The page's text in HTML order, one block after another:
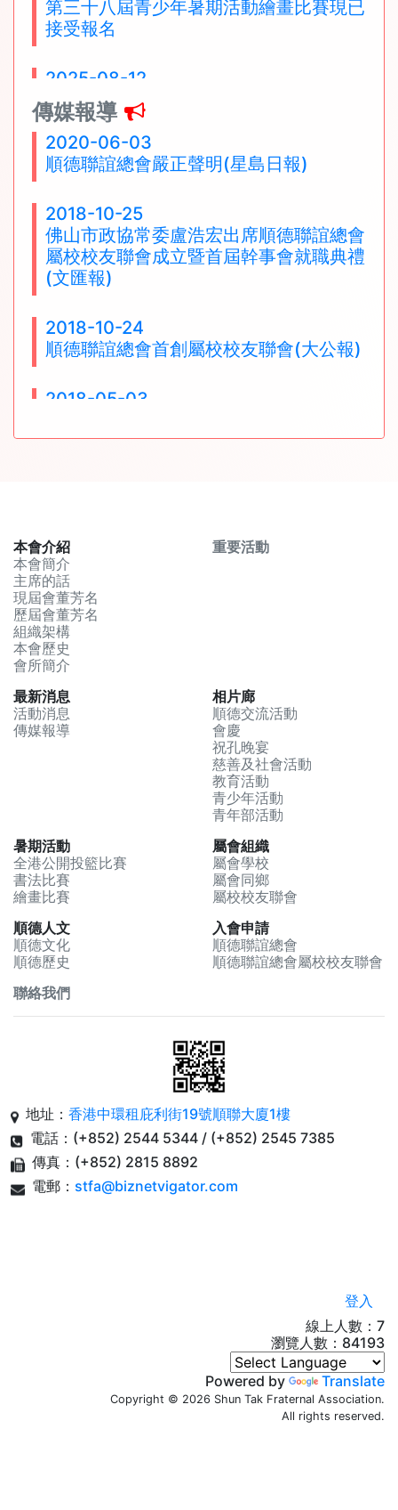
第三十八屆青少年暑期活動繪畫比賽現已
接受報名
2025-08-12
二零二五年暑期康樂活動 - 書法比賽獲獎
名單
2025-06-11
2025-04-29
第三十七屆青少年暑期活動繪畫比賽現已
接受報名
2024-05-16
二零二四年暑期康樂活動現已接受報名
2023-10-16
順德聯誼總會主辦第42屆敬老大會
2023-04-25
第三十五屆青少年暑期活動繪畫比賽現已
接受報名
2023-04-21
二零二三年暑期康樂活動現已接受報名
第四十四屆-全港公開投籃比賽現已接受
報名
2021-09-30
順德聯誼總會第41屆敬老大會
2019-05-03
第四十三屆-全港公開投籃比賽現已接受
報名
順聯天津歷史文化交流之旅2018
2018-07-10
2018年會員子女獎學金現已接受申請
暑期康樂活動-硬筆及毛筆書法比賽現已
2018-04-26
第四十二屆-全港公開投籃比賽現已接受
傳媒報導
2020-06-03
順德聯誼總會嚴正聲明(星島日報)
2018-10-25
佛山市政協常委盧浩宏出席順德聯誼總會
屬校校友聯會成立暨首屆幹事會就職典禮
(文匯報)
2018-10-24
順德聯誼總會首創屬校校友聯會(大公報)
2018-05-03
2018-01-19
順德勒流聯誼會成立(香港商報)
本會介紹
本會簡介
主席的話
現屆會董芳名
歷屆會董芳名
組織架構
本會歷史
會所簡介
重要活動
最新消息
活動消息
傳媒報導
相片廊
順德交流活動
會慶
祝孔晚宴
慈善及社會活動
教育活動
青少年活動
青年部活動
暑期活動
全港公開投籃比賽
書法比賽
繪畫比賽
屬會組織
屬會學校
屬會同鄉
屬校校友聯會
順德人文
順德文化
順德歷史
入會申請
順德聯誼總會
順德聯誼總會屬校校友聯會
聯絡我們
地址： 香港中環租庇利街19號順聯大廈1樓
電話：(+852) 2544 5344 / (+852) 2545 7385
傳真：(+852) 2815 8892
電郵： stfa@biznetvigator.com
登入
線上人數：7
瀏覽人數： 84193
Powered by Translate
Copyright © 2026 Shun Tak Fraternal Association.
All rights reserved.